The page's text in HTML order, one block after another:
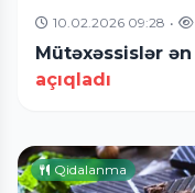
10.02.2026 09:28 •
Mütəxəssislər
açıqladı
Qidalanma